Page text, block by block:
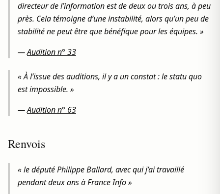
directeur de l’information est de deux ou trois ans, à peu
près. Cela témoigne d’une instabilité, alors qu’un peu de
stabilité ne peut être que bénéfique pour les équipes. »
—Audition n° 33
« À l’issue des auditions, il y a un constat : le statu quo
est impossible. »
—Audition n° 63
Renvois
« le député Philippe Ballard, avec qui j’ai travaillé
pendant deux ans à France Info »